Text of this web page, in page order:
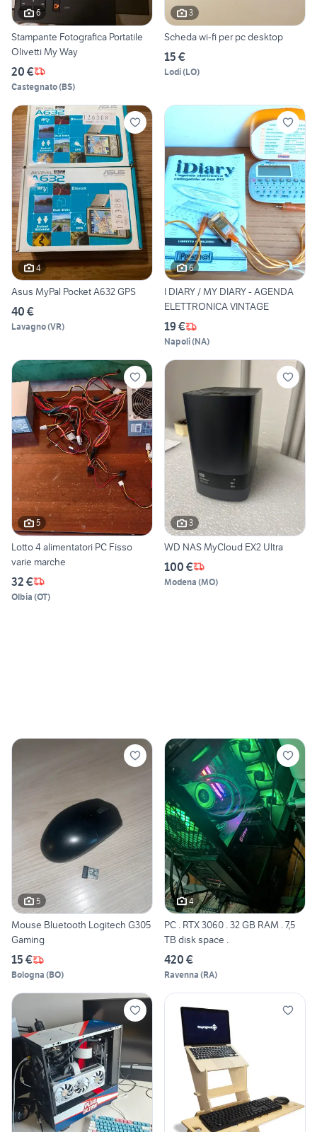
6
Stampante Fotografica Portatile
Olivetti My Way
20 €
Castegnato(BS)
3
Scheda wi-fi per pc desktop
15 €
Lodi(LO)
4
Asus MyPal Pocket A632 GPS
40 €
Lavagno(VR)
6
I DIARY / MY DIARY - AGENDA
ELETTRONICA VINTAGE
19 €
Napoli(NA)
5
Lotto 4 alimentatori PC Fisso
varie marche
32 €
Olbia (OT)
3
WD NAS MyCloud EX2 Ultra
100 €
Modena (MO)
5
Mouse Bluetooth Logitech G305
Gaming
15 €
Bologna (BO)
4
PC . RTX 3060 . 32 GB RAM . 7,5
TB disk space .
420 €
Ravenna (RA)